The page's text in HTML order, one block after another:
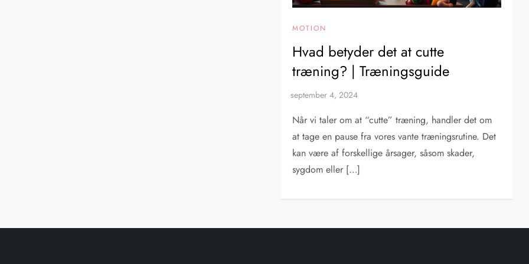
MOTION
Hvad betyder det at cutte
træning? | Træningsguide
Når vi taler om at “cutte” træning, handler det om
at tage en pause fra vores vante træningsrutine. Det
kan være af forskellige årsager, såsom skader,
sygdom eller […]